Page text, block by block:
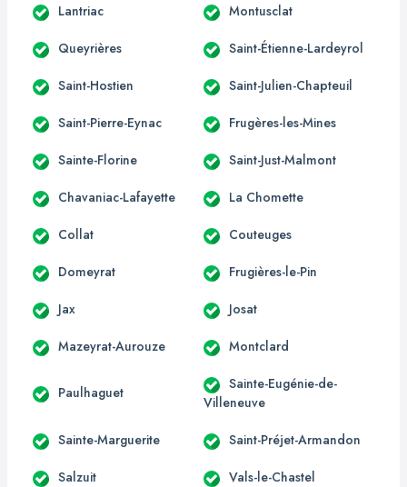
Lantriac Montusclat
Queyrières Saint-Étienne-Lardeyrol
Saint-Hostien Saint-Julien-Chapteuil
Saint-Pierre-Eynac Frugères-les-Mines
Sainte-Florine Saint-Just-Malmont
Chavaniac-Lafayette La Chomette
Collat Couteuges
Domeyrat Frugières-le-Pin
Jax Josat
Mazeyrat-Aurouze Montclard
Paulhaguet
Sainte-Eugénie-de-
Villeneuve
Sainte-Marguerite Saint-Préjet-Armandon
Salzuit Vals-le-Chastel